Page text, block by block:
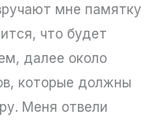
мне памятку
что будет
далее около
которые должны
Меня отвели